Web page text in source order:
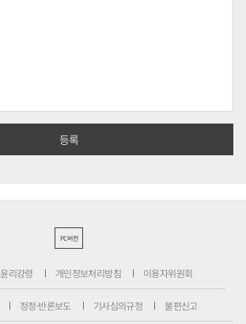
PC버전
윤리강령 개인정보처리방침 이용자위원회
정정·반론보도 기사심의규정 불편신고